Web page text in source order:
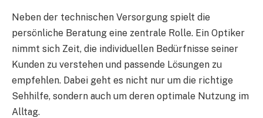
Neben der technischen Versorgung spielt die
persönliche Beratung eine zentrale Rolle. Ein Optiker
nimmt sich Zeit, die individuellen Bedürfnisse seiner
Kunden zu verstehen und passende Lösungen zu
empfehlen. Dabei geht es nicht nur um die richtige
Sehhilfe, sondern auch um deren optimale Nutzung im
Alltag.